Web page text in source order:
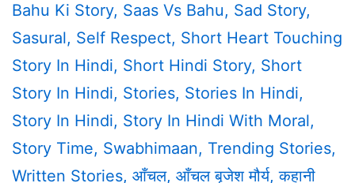
Bahu Ki Story, Saas Vs Bahu, Sad Story,
Sasural, Self Respect, Short Heart Touching
Story In Hindi, Short Hindi Story, Short
Story In Hindi, Stories, Stories In Hindi,
Story In Hindi, Story In Hindi With Moral,
Story Time, Swabhimaan, Trending Stories,
Written Stories, आँचल, आँचल बृजेश मौर्य,कहानी